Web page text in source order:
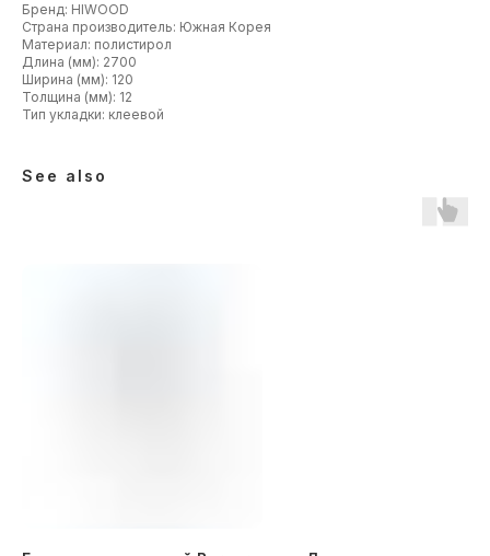
Бренд: HIWOOD
Страна производитель: Южная Корея
Материал: полистирол
Длина (мм): 2700
Ширина (мм): 120
Толщина (мм): 12
Тип укладки: клеевой
See also